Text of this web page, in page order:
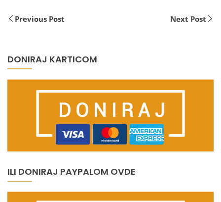
Previous Post Next Post
DONIRAJ KARTICOM
ILI DONIRAJ PAYPALOM OVDE